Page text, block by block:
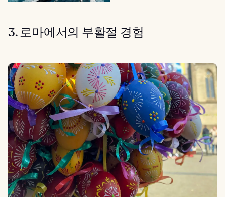
3. 로마에서의 부활절 경험